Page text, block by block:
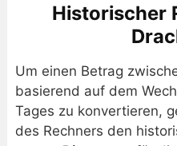
Historischer
Um einen Betrag
basierend auf dem
Tages zu konvertieren,
des Rechners den